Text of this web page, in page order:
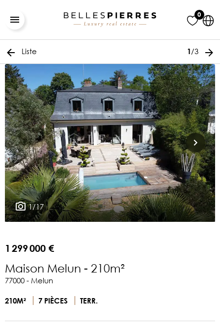
0
Liste 1/3
1/17
1 299 000 €
Maison Melun - 210m²
77000 - Melun
210M² 7 PIÈCES TERR.